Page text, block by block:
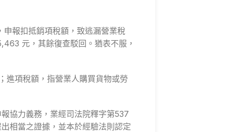
報扣抵銷項稅額，致逃漏營業稅
元，其餘復查駁回。猶表不服，
進項稅額，指營業人購買貨物或勞
協力義務，業經司法院釋字第537
相當之證據，並本於經驗法則認定